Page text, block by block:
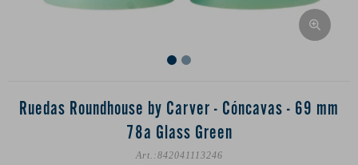
Ruedas Roundhouse by Carver - Cóncavas - 69 mm
78a Glass Green
842041113246